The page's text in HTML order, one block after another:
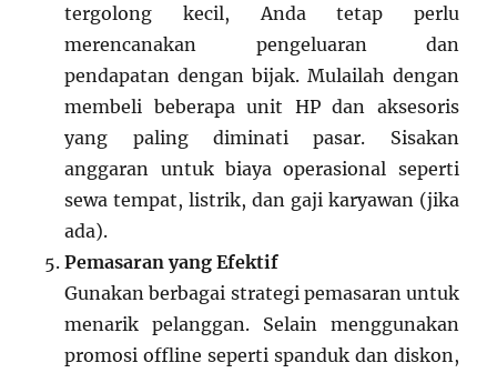
tergolong kecil, Anda tetap perlu
merencanakan pengeluaran dan
pendapatan dengan bijak. Mulailah dengan
membeli beberapa unit HP dan aksesoris
yang paling diminati pasar. Sisakan
anggaran untuk biaya operasional seperti
sewa tempat, listrik, dan gaji karyawan (jika
ada).
Pemasaran yang Efektif
Gunakan berbagai strategi pemasaran untuk
menarik pelanggan. Selain menggunakan
promosi offline seperti spanduk dan diskon,